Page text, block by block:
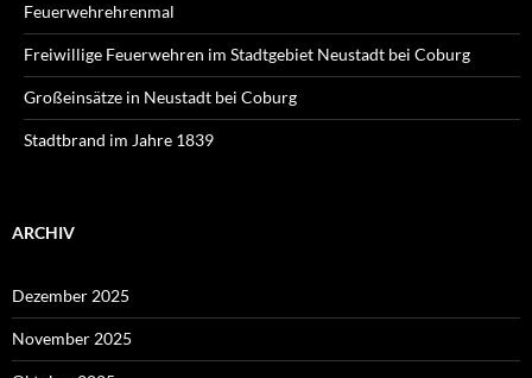
Feuerwehrehrenmal
Freiwillige Feuerwehren im Stadtgebiet Neustadt bei Coburg
Großeinsätze in Neustadt bei Coburg
Stadtbrand im Jahre 1839
ARCHIV
Dezember 2025
November 2025